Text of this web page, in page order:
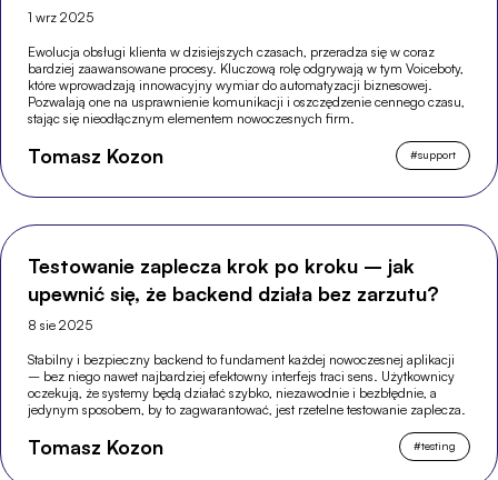
1 wrz 2025
Ewolucja obsługi klienta w dzisiejszych czasach, przeradza się w coraz
bardziej zaawansowane procesy. Kluczową rolę odgrywają w tym Voiceboty,
które wprowadzają innowacyjny wymiar do automatyzacji biznesowej.
Pozwalają one na usprawnienie komunikacji i oszczędzenie cennego czasu,
stając się nieodłącznym elementem nowoczesnych firm.
Tomasz Kozon #support
Testowanie zaplecza krok po kroku – jak
upewnić się, że backend działa bez zarzutu?
8 sie 2025
Stabilny i bezpieczny backend to fundament każdej nowoczesnej aplikacji
– bez niego nawet najbardziej efektowny interfejs traci sens. Użytkownicy
oczekują, że systemy będą działać szybko, niezawodnie i bezbłędnie, a
jedynym sposobem, by to zagwarantować, jest rzetelne testowanie zaplecza.
Tomasz Kozon #testing